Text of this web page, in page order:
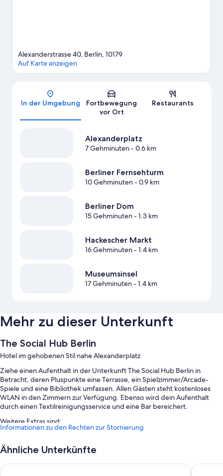
Karte
Alexanderstrasse 40, Berlin, 10179
Auf Karte anzeigen
In der Umgebung
Fortbewegung
vor Ort
Restaurants
Alexanderplatz
7 Gehminuten- 0.6 km
Berliner Fernsehturm
10 Gehminuten- 0.9 km
Berliner Dom
15 Gehminuten- 1.3 km
Hackescher Markt
16 Gehminuten- 1.4 km
Museumsinsel
17 Gehminuten- 1.4 km
Mehr zu dieser Unterkunft
The Social Hub Berlin
Hotel im gehobenen Stil nahe Alexanderplatz
Ziehe einen Aufenthalt in der Unterkunft The Social Hub Berlin in
Betracht, deren Pluspunkte eine Terrasse, ein Spielzimmer/Arcade-
Spiele und eine Bibliothek umfassen. Allen Gästen steht kostenloses
WLAN in den Zimmern zur Verfügung. Ebenso wird dein Aufenthalt
durch einen Textilreinigungsservice und eine Bar bereichert.
Weitere Extras sind:
Parken ohne Service (kostenpflichtig)
Ein Wasserspender, eine rund um die Uhr besetzte Rezeption und 7
Informationen zu den Rechten zur Stornierung
Ähnliche Unterkünfte
Park Inn by Radisson Berlin Alexanderplatz H4